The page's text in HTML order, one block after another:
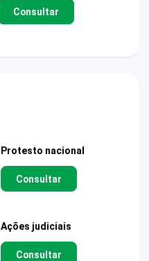
Consultar
Protesto nacional
Consultar
Ações judiciais
Consultar